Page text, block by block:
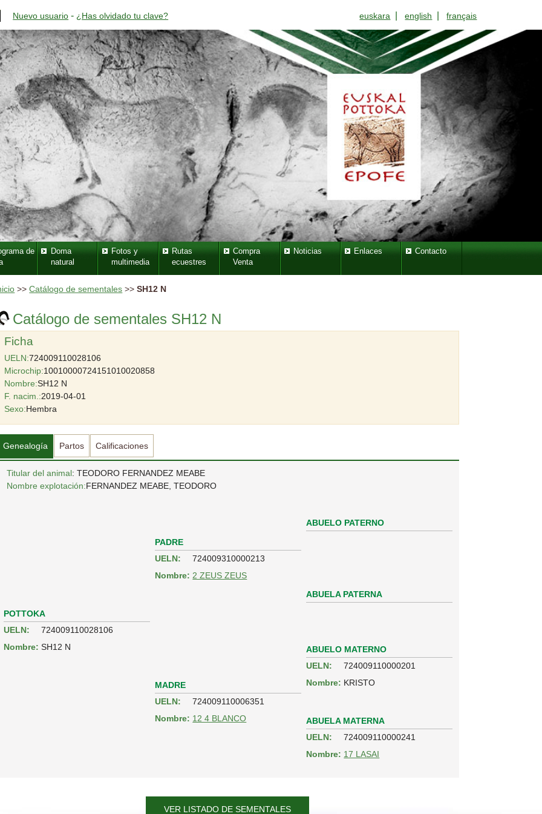
Nuevo usuario - ¿Has olvidado tu clave? euskara |english |français
de
Doma
natural
Fotos y
multimedia
Rutas
ecuestres
Compra
Venta
Noticias Enlaces Contacto
>>Catálogo de sementales >>SH12 N
Catálogo de sementales SH12 N
Ficha
UELN:724009110028106
Microchip:10010000724151010020858
Nombre:SH12 N
F. nacim.:2019-04-01
Sexo:Hembra
Genealogía Partos Calificaciones
Titular del animal: TEODORO FERNANDEZ MEABE
Nombre explotación:FERNANDEZ MEABE, TEODORO
POTTOKA
UELN:
724009110028106
Nombre: SH12 N
PADRE
UELN:
724009310000213
Nombre: 2 ZEUS ZEUS
ABUELO PATERNO
ABUELA PATERNA
MADRE
UELN:
724009110006351
Nombre: 12 4 BLANCO
ABUELO MATERNO
UELN:
724009110000201
Nombre: KRISTO
ABUELA MATERNA
UELN:
724009110000241
Nombre: 17 LASAI
VER LISTADO DE SEMENTALES